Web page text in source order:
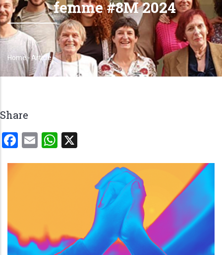
femme #8M 2024
Breadcrumb
Home -Article
Share
Facebook
EmailWhatsApp